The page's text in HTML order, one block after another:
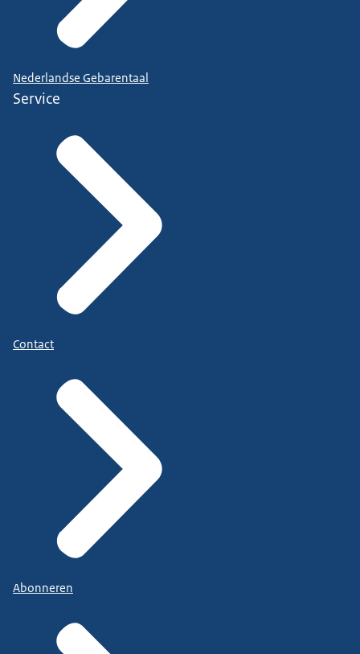
Nederlandse Gebarentaal
Service
Contact
Abonneren